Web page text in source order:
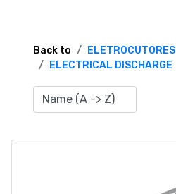
TERMS OF SERVICE
Back to
ELETROCUTORES
ELECTRICAL DISCHARGE